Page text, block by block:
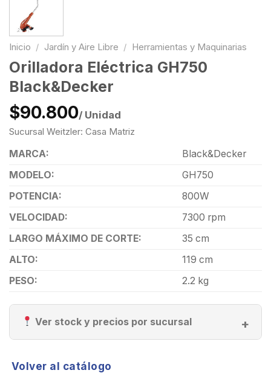
Inicio / Jardín y Aire Libre / Herramientas y Maquinarias
Orilladora Eléctrica GH750
Black&Decker
$90.800/ Unidad
Sucursal Weitzler: Casa Matriz
MARCA:
Black&Decker
MODELO:
GH750
POTENCIA:
800W
VELOCIDAD:
7300 rpm
LARGO MÁXIMO DE CORTE:
35 cm
ALTO:
119 cm
PESO:
2.2 kg
Ver stock y precios por sucursal
Volver al catálogo